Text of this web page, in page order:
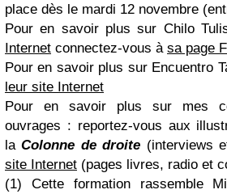
place dès le mardi 12 novembre
Pour en savoir plus sur Chilo
Internet connectez-vous à sa page
Pour en savoir plus sur Encuentro
leur site Internet
Pour en savoir plus sur mes
ouvrages : reportez-vous aux
laColonne de droite (interviews
site Internet (pages livres, radio et
(1) Cette formation rassemble